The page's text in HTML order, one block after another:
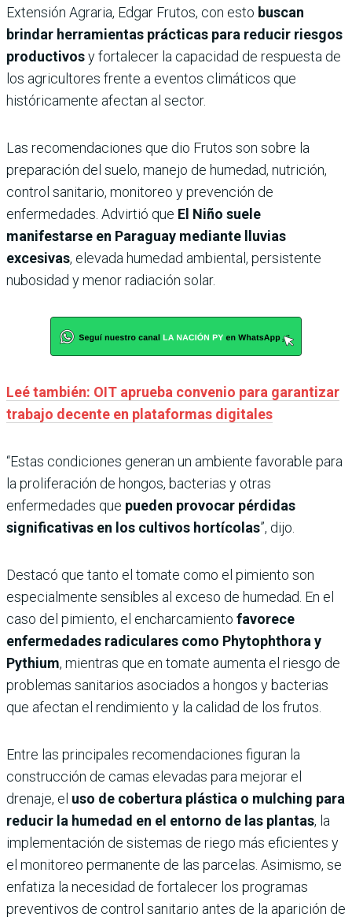
Extensión Agraria, Edgar Frutos, con esto buscan
brindar herramientas prácticas para reducir riesgos
productivosy fortalecer la capacidad de respuesta de
los agricultores frente a eventos climáticos que
históricamente afectan al sector.
Las recomendaciones que dio Frutos son sobre la
preparación del suelo, manejo de humedad, nutrición,
control sanitario, monitoreo y prevención de
enfermedades. Advirtió que El Niño suele
manifestarse en Paraguay mediante lluvias
excesivas, elevada humedad ambiental, persistente
nubosidad y menor radiación solar.
Leé también: OIT aprueba convenio para garantizar
trabajo decente en plataformas digitales
“Estas condiciones generan un ambiente favorable para
la proliferación de hongos, bacterias y otras
enfermedades que pueden provocar pérdidas
significativas en los cultivos hortícolas”, dijo.
Destacó que tanto el tomate como el pimiento son
especialmente sensibles al exceso de humedad. En el
caso del pimiento, el encharcamiento favorece
enfermedades radiculares como Phytophthora y
Pythium, mientras que en tomate aumenta el riesgo de
problemas sanitarios asociados a hongos y bacterias
que afectan el rendimiento y la calidad de los frutos.
Entre las principales recomendaciones figuran la
construcción de camas elevadas para mejorar el
drenaje, el uso de cobertura plástica o mulching para
reducir la humedad en el entorno de las plantas, la
implementación de sistemas de riego más eficientes y
el monitoreo permanente de las parcelas. Asimismo, se
enfatiza la necesidad de fortalecer los programas
preventivos de control sanitario antes de la aparición de